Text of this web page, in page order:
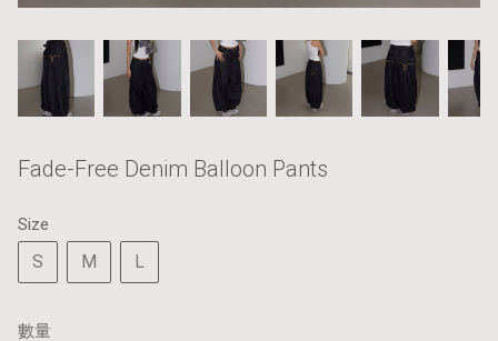
Fade-Free Denim Balloon Pants
Size
S M L
數量